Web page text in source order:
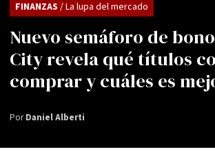
Nuevo semáforo de
City revela qué títulos
comprar y cuáles es
FINANZAS / La lupa del mercado
PorDaniel Alberti